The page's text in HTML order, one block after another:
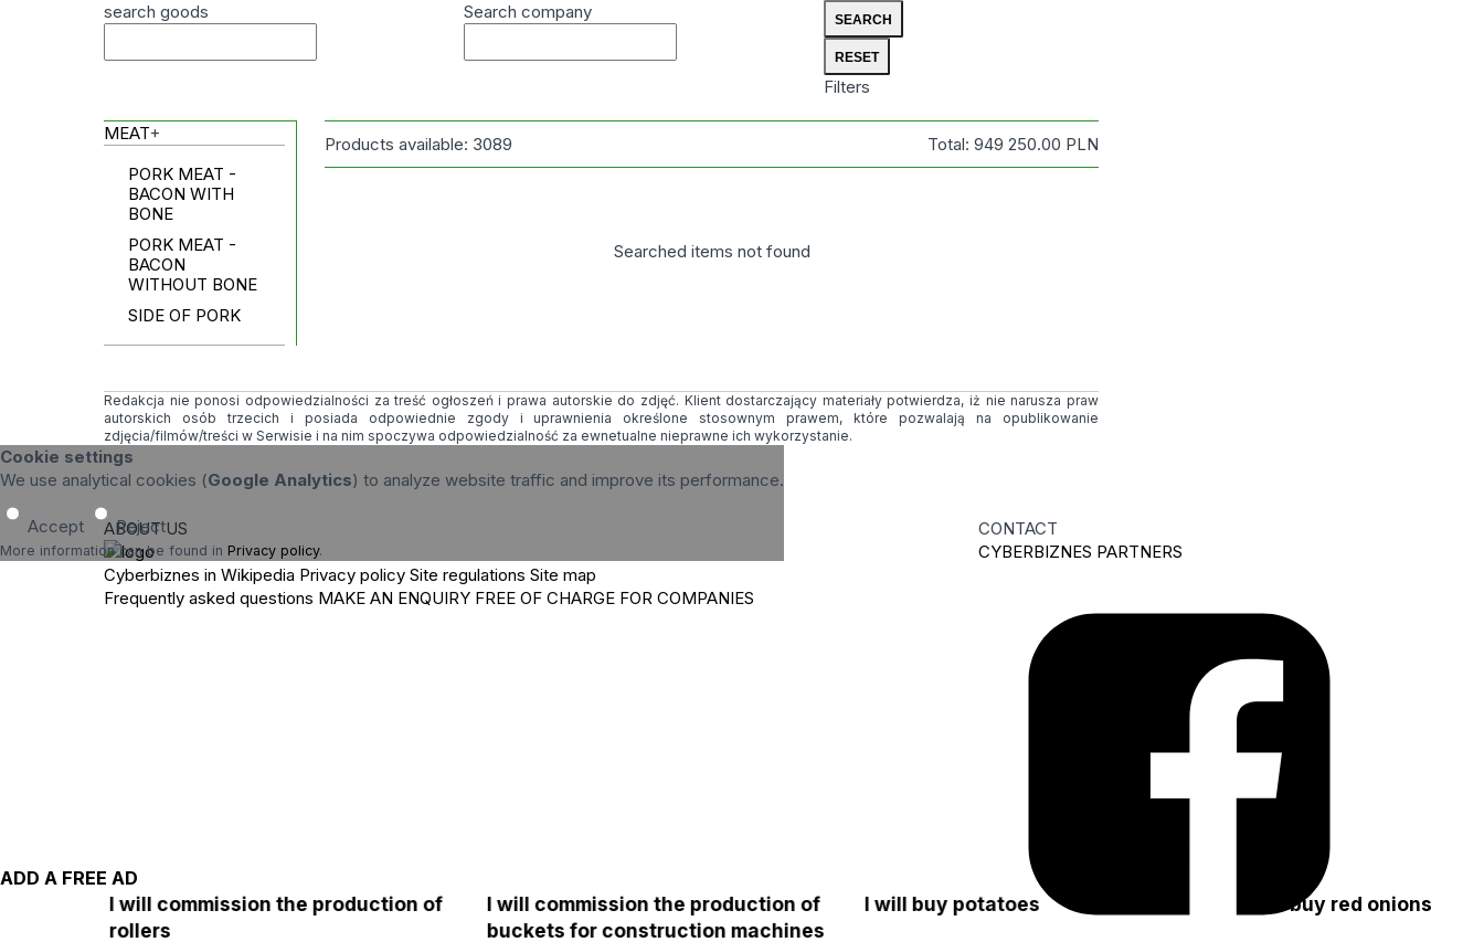
search goods
Search company
Filters
MEAT+
PORK MEAT -
BACON WITH
BONE
PORK MEAT -
BACON
WITHOUT BONE
SIDE OF PORK
Products available: 3089 Total: 949 250.00 PLN
Searched items not found
Redakcja nie ponosi odpowiedzialności za treść ogłoszeń i prawa autorskie do zdjęć. Klient dostarczający materiały potwierdza, iż nie narusza praw
autorskich osób trzecich i posiada odpowiednie zgody i uprawnienia określone stosownym prawem, które pozwalają na opublikowanie
zdjęcia/filmów/treści w Serwisie i na nim spoczywa odpowiedzialność za ewnetualne nieprawne ich wykorzystanie.
ADD A FREE AD
I will commission the production of
rollers
I will commission the production of
buckets for construction machines
I will buy potatoes I will buy red onions
Cookie settings
We use analytical cookies (Google Analytics) to analyze website traffic and improve its performance.
Accept Reject
More information can be found in Privacy policy.
ABOUT US
Cyberbiznes in Wikipedia Privacy policy Site regulations Site map
Frequently asked questions MAKE AN ENQUIRY FREE OF CHARGE FOR COMPANIES
CONTACT
CYBERBIZNES PARTNERS